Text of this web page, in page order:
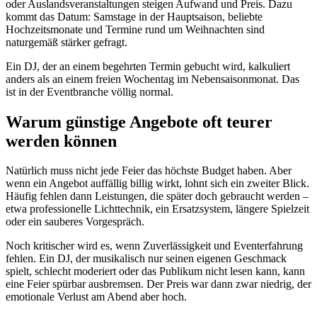
oder Auslandsveranstaltungen steigen Aufwand und Preis. Dazu
kommt das Datum: Samstage in der Hauptsaison, beliebte
Hochzeitsmonate und Termine rund um Weihnachten sind
naturgemäß stärker gefragt.
Ein DJ, der an einem begehrten Termin gebucht wird, kalkuliert
anders als an einem freien Wochentag im Nebensaisonmonat. Das
ist in der Eventbranche völlig normal.
Warum günstige Angebote oft teurer
werden können
Natürlich muss nicht jede Feier das höchste Budget haben. Aber
wenn ein Angebot auffällig billig wirkt, lohnt sich ein zweiter Blick.
Häufig fehlen dann Leistungen, die später doch gebraucht werden –
etwa professionelle Lichttechnik, ein Ersatzsystem, längere Spielzeit
oder ein sauberes Vorgespräch.
Noch kritischer wird es, wenn Zuverlässigkeit und Eventerfahrung
fehlen. Ein DJ, der musikalisch nur seinen eigenen Geschmack
spielt, schlecht moderiert oder das Publikum nicht lesen kann, kann
eine Feier spürbar ausbremsen. Der Preis war dann zwar niedrig, der
emotionale Verlust am Abend aber hoch.